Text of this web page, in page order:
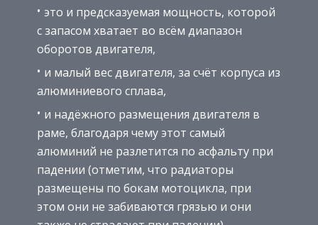
это и предсказуемая мощность, которой
с запасом хватает во всём диапазон
оборотов двигателя,
и малый вес двигателя, за счёт корпуса из
алюминиевого сплава,
и надёжного размещения двигателя в
раме, благодаря чему этот самый
алюминий не разлетится по асфальту при
падении (отметим, что радиаторы
размещены по бокам мотоцикла, при
этом они не забиваются грязью и они